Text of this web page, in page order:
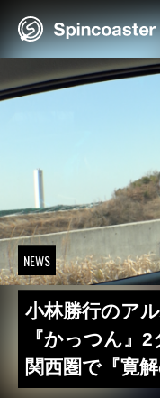
content
NEWS
小林勝行のア
『かっつん』
関西圏で『寛